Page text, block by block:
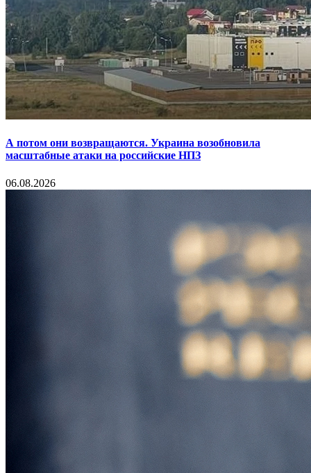
А потом они возвращаются. Украина возобновила
масштабные атаки на российские НПЗ
06.08.2026